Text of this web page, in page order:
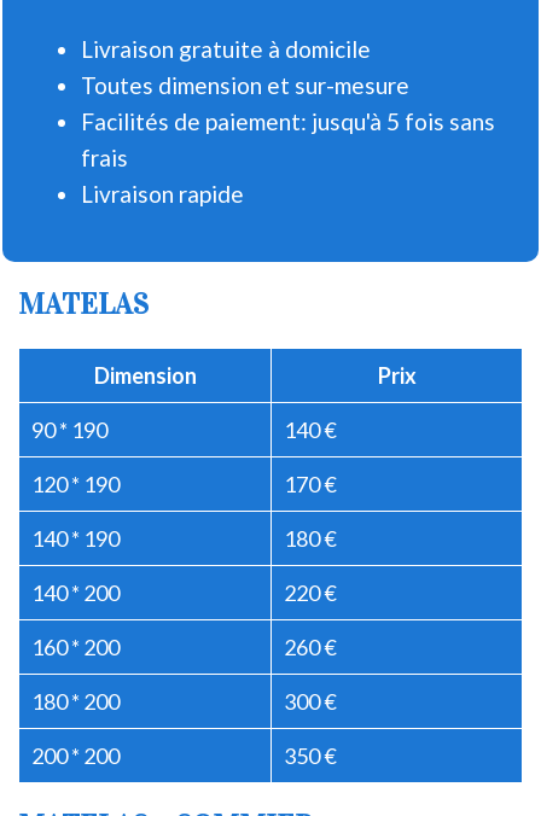
Livraison gratuite à domicile
Toutes dimension et sur-mesure
Facilités de paiement: jusqu'à 5 fois sans
frais
Livraison rapide
MATELAS
Dimension Prix
90 * 190 140 €
120 * 190 170 €
140 * 190 180 €
140 * 200 220 €
160 * 200 260 €
180 * 200 300 €
200 * 200 350 €